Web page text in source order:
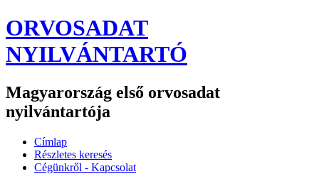
ORVOSADAT
NYILVÁNTARTÓ
Magyarország első orvosadat
nyilvántartója
Címlap
Részletes keresés
Cégünkről - Kapcsolat